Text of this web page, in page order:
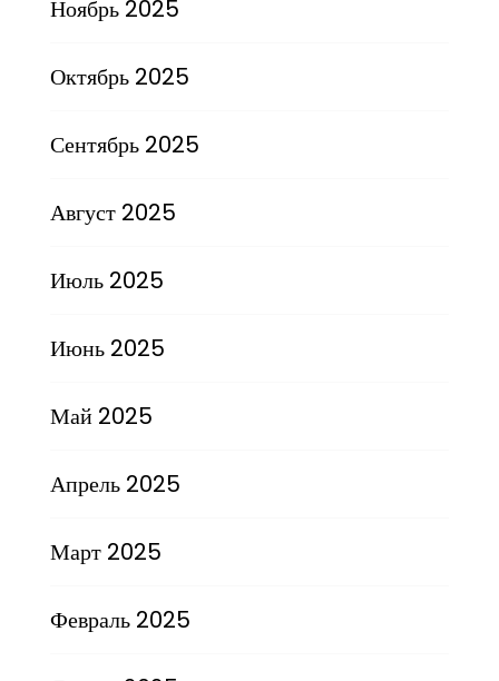
Ноябрь 2025
Октябрь 2025
Сентябрь 2025
Август 2025
Июль 2025
Июнь 2025
Май 2025
Апрель 2025
Март 2025
Февраль 2025